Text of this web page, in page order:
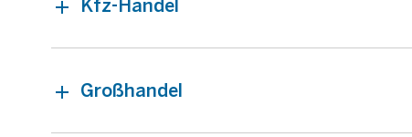
Kfz-Handel
Großhandel